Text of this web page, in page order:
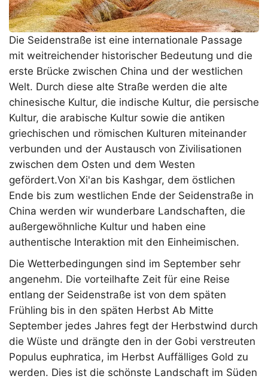
Die Seidenstraße ist eine internationale Passage
mit weitreichender historischer Bedeutung und die
erste Brücke zwischen China und der westlichen
Welt. Durch diese alte Straße werden die alte
chinesische Kultur, die indische Kultur, die persische
Kultur, die arabische Kultur sowie die antiken
griechischen und römischen Kulturen miteinander
verbunden und der Austausch von Zivilisationen
zwischen dem Osten und dem Westen
gefördert.Von Xi'an bis Kashgar, dem östlichen
Ende bis zum westlichen Ende der Seidenstraße in
China werden wir wunderbare Landschaften, die
außergewöhnliche Kultur und haben eine
authentische Interaktion mit den Einheimischen.
Die Wetterbedingungen sind im September sehr
angenehm. Die vorteilhafte Zeit für eine Reise
entlang der Seidenstraße ist von dem späten
Frühling bis in den späten Herbst Ab Mitte
September jedes Jahres fegt der Herbstwind durch
die Wüste und drängte den in der Gobi verstreuten
Populus euphratica, im Herbst Auffälliges Gold zu
werden. Dies ist die schönste Landschaft im Süden